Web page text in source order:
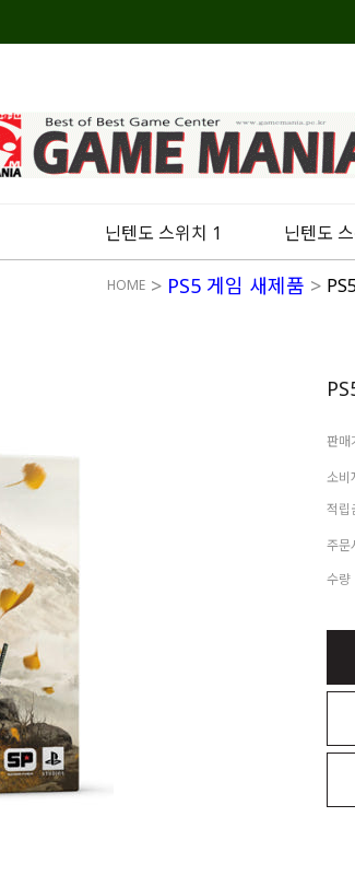
닌텐도 스위치 1 닌텐도
HOME > PS5 게임 새제품 >
판매
소비
적립
주문
수량